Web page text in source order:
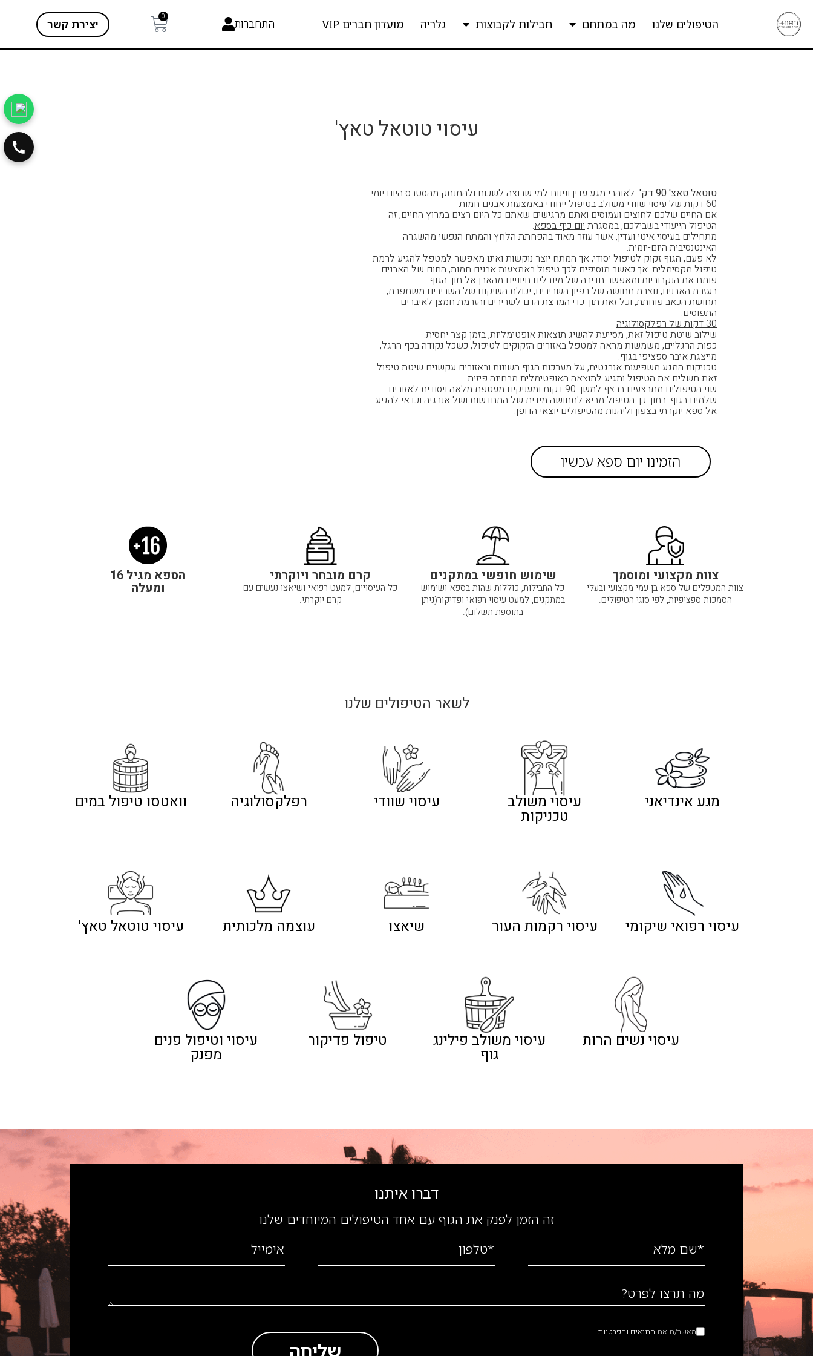
הטיפולים שלנו מה במתחם חבילות לקבוצות גלריה מועדון חברים VIP התחברות
0
יצירת קשר
עיסוי טוטאל טאץ'
טוטאל טאצ' 90 דק' לאוהבי מגע עדין ונינוח למי שרוצה לשכוח ולהתנתק מהסטרס היום יומי.
60 דקות של עיסוי שוודי משולב בטיפול ייחודי באמצעות אבנים חמות
אם החיים שלכם לחוצים ועמוסים ואתם מרגישים שאתם כל היום רצים במרוץ החיים, זה
הטיפול הייעודי בשבילכם, במסגרתיום כיף בספא.
מתחילים בעיסוי איטי ועדין, אשר עוזר מאוד בהפחתת הלחץ והמתח הנפשי מהשגרה
האינטנסיבית היום-יומית.
לא פעם, הגוף זקוק לטיפול יסודי, אך המתח יוצר נוקשות ואינו מאפשר למטפל להגיע לרמת
טיפול מקסימלית. אך כאשר מוסיפים לכך טיפול באמצעות אבנים חמות, החום של האבנים
פותח את הנקבוביות ומאפשר חדירה של מינרלים חיוניים מהאבן אל תוך הגוף.
בעזרת האבנים, נוצרת תחושה של רפיון השרירים, יכולת השיקום של השרירים משתפרת,
תחושת הכאב פוחתת, וכל זאת תוך כדי המרצת הדם לשרירים והזרמת חמצן לאיברים
התפוסים.
30 דקות של רפלקסולוגיה
שילוב שיטת טיפול זאת, מסייעת להשיג תוצאות אופטימליות, בזמן קצר יחסית.
כפות הרגליים, משמשות מראה למטפל באזורים הזקוקים לטיפול, כשכל נקודה בכף הרגל,
מייצגת איבר ספציפי בגוף.
טכניקות המגע משפיעות אנרגטית, על מערכות הגוף השונות ובאזורים עקשנים שיטת טיפול
זאת תשלים את הטיפול ותגיע לתוצאה האופטימלית מבחינה פיזית.
שני הטיפולים מתבצעים ברצף למשך 90 דקות ומעניקים מעטפת מלאה ויסודית לאזורים
שלמים בגוף. בתוך כך הטיפול מביא לתחושה מידית של התחדשות ושל אנרגיה וכדאי להגיע
אלספא יוקרתי בצפון וליהנות מהטיפולים יוצאי הדופן.
הזמינו יום ספא עכשיו
צוות מקצועי ומוסמך
צוות המטפלים של ספא בן עמי מקצועי ובעלי
הסמכות ספציפיות, לפי סוגי הטיפולים.
שימוש חופשי במתקנים
כל החבילות, כוללות שהות בספא ושימוש
במתקנים, למעט עיסוי רפואי ופדיקור(ניתן
בתוספת תשלום).
קרם מובחר ויוקרתי
כל העיסויים, למעט רפואי ושיאצו נעשים עם
קרם יוקרתי.
הספא מגיל 16
ומעלה
לשאר הטיפולים שלנו
מגע אינדיאני עיסוי משולב
טכניקות
עיסוי שוודי רפלקסולוגיה וואטסו טיפול במים
עיסוי רפואי שיקומי עיסוי רקמות העור שיאצו עוצמה מלכותית עיסוי טוטאל טאץ'
עיסוי נשים הרות עיסוי משולב פילינג
גוף
טיפול פדיקור עיסוי וטיפול פנים
מפנק
דברו איתנו
זה הזמן לפנק את הגוף עם אחד הטיפולים המיוחדים שלנו
*שם מלא
*טלפון אימייל
מה תרצו לפרט?
מאשר/ת את התנאים והפרטיות
שליחה